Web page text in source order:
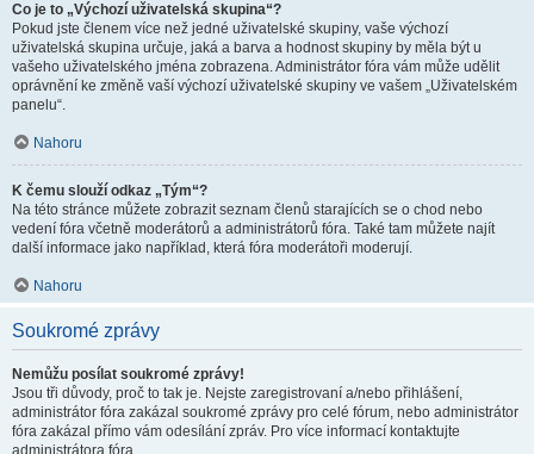
Co je to „Výchozí uživatelská skupina“?
Pokud jste členem více než jedné uživatelské skupiny, vaše výchozí
uživatelská skupina určuje, jaká a barva a hodnost skupiny by měla být u
vašeho uživatelského jména zobrazena. Administrátor fóra vám může udělit
oprávnění ke změně vaší výchozí uživatelské skupiny ve vašem „Uživatelském
panelu“.
Nahoru
K čemu slouží odkaz „Tým“?
Na této stránce můžete zobrazit seznam členů starajících se o chod nebo
vedení fóra včetně moderátorů a administrátorů fóra. Také tam můžete najít
další informace jako například, která fóra moderátoři moderují.
Nahoru
Soukromé zprávy
Nemůžu posílat soukromé zprávy!
Jsou tři důvody, proč to tak je. Nejste zaregistrovaní a/nebo přihlášení,
administrátor fóra zakázal soukromé zprávy pro celé fórum, nebo administrátor
fóra zakázal přímo vám odesílání zpráv. Pro více informací kontaktujte
administrátora fóra.